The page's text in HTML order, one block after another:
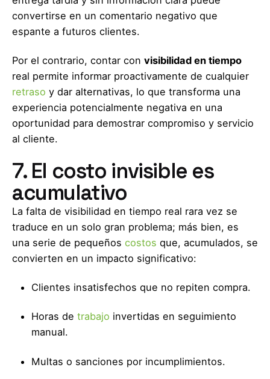
convertirse en un comentario negativo que
espante a futuros clientes.
Por el contrario, contar con visibilidad en tiempo
real permite informar proactivamente de cualquier
retraso y dar alternativas, lo que transforma una
experiencia potencialmente negativa en una
oportunidad para demostrar compromiso y servicio
al cliente.
7. El costo invisible es
acumulativo
La falta de visibilidad en tiempo real rara vez se
traduce en un solo gran problema; más bien, es
una serie de pequeños costos que, acumulados, se
convierten en un impacto significativo:
Clientes insatisfechos que no repiten compra.
Horas de trabajo invertidas en seguimiento
manual.
Multas o sanciones por incumplimientos.